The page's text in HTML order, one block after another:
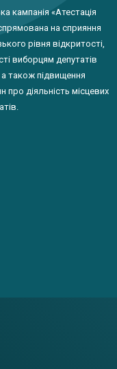
кампанія «Атестація
на сприяння
рівня відкритості,
виборцям депутатів
а також підвищення
про діяльність місцевих